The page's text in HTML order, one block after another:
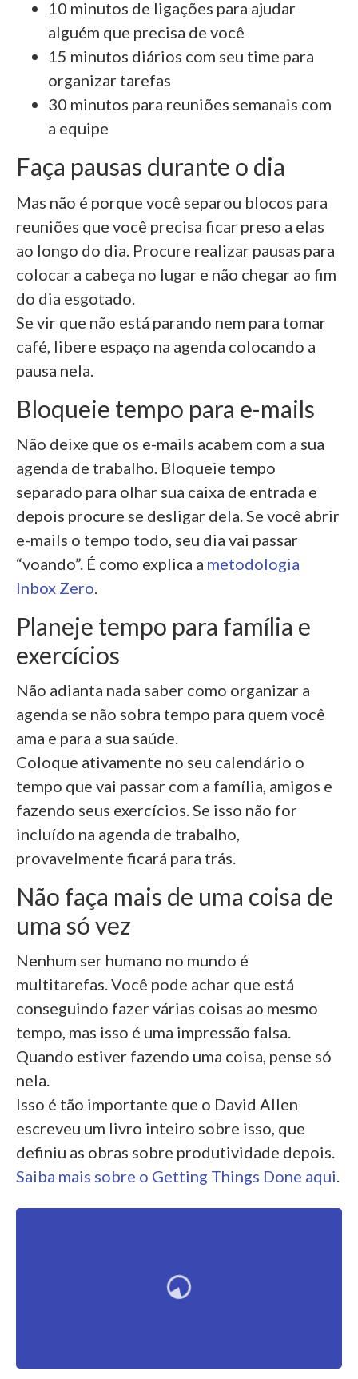
10 minutos de ligações para ajudar
alguém que precisa de você
15 minutos diários com seu time para
organizar tarefas
30 minutos para reuniões semanais com
a equipe
Faça pausas durante o dia
Mas não é porque você separou blocos para
reuniões que você precisa ficar preso a elas
ao longo do dia. Procure realizar pausas para
colocar a cabeça no lugar e não chegar ao fim
do dia esgotado.
Se vir que não está parando nem para tomar
café, libere espaço na agenda colocando a
pausa nela.
Bloqueie tempo para e-mails
Não deixe que os e-mails acabem com a sua
agenda de trabalho. Bloqueie tempo
separado para olhar sua caixa de entrada e
depois procure se desligar dela. Se você abrir
e-mails o tempo todo, seu dia vai passar
“voando”. É como explica a metodologia
Inbox Zero
Planeje tempo para família e
exercícios
Não adianta nada saber como organizar a
agenda se não sobra tempo para quem você
ama e para a sua saúde.
Coloque ativamente no seu calendário o
tempo que vai passar com a família, amigos e
fazendo seus exercícios. Se isso não for
incluído na agenda de trabalho,
provavelmente ficará para trás.
Não faça mais de uma coisa de
uma só vez
Nenhum ser humano no mundo é
multitarefas. Você pode achar que está
conseguindo fazer várias coisas ao mesmo
tempo, mas isso é uma impressão falsa.
Quando estiver fazendo uma coisa, pense só
nela.
Isso é tão importante que o David Allen
escreveu um livro inteiro sobre isso, que
definiu as obras sobre produtividade depois.
Saiba mais sobre o Getting Things Done aqui.